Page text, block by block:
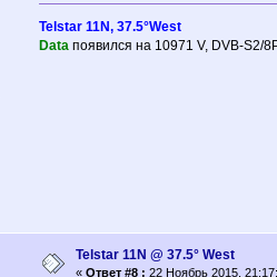
Telstar 11N, 37.5°West
Data появился на 10971 V, DVB-S2/
Telstar 11N @ 37.5° West
« Ответ #8 : 22 Ноябрь 2015,